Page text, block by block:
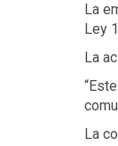
La
Ley
La
La